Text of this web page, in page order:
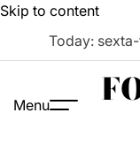
Skip to content
Today:
Menu